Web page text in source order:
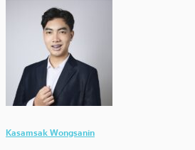
Kasamsak Wongsanin